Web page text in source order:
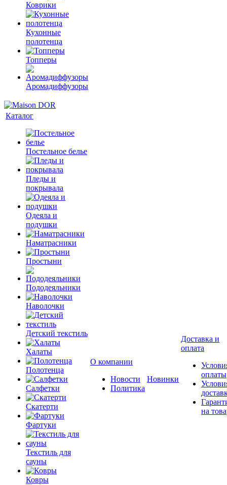
Коврики
Кухонные
полотенца
Топперы
Аромадиффузоры
Каталог
Постельное белье
Пледы и
покрывала
Одеяла и
подушки
Наматрасники
Простыни
Пододеяльники
Наволочки
Детский текстиль
Халаты
Полотенца
Салфетки
Скатерти
Фартуки
Текстиль для
сауны
Ковры
О компании
Новости
Политика
Новинки
Доставка и
оплата
оплаты
на